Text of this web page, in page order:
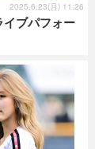
ブパフォー
2025.6.23(月) 11:26